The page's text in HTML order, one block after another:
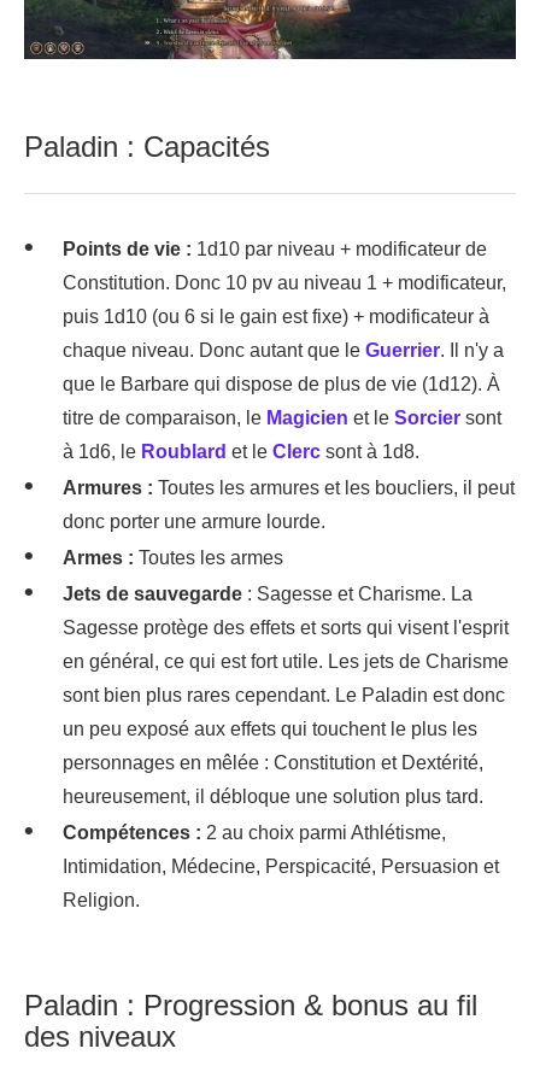
Paladin : Capacités
Points de vie : 1d10 par niveau + modificateur de
Constitution. Donc 10 pv au niveau 1 + modificateur,
puis 1d10 (ou 6 si le gain est fixe) + modificateur à
chaque niveau. Donc autant que le Guerrier. Il n'y a
que le Barbare qui dispose de plus de vie (1d12). À
titre de comparaison, le Magicien et le Sorcier sont
à 1d6, le Roublard et le Clerc sont à 1d8.
Armures : Toutes les armures et les boucliers, il peut
donc porter une armure lourde.
Armes : Toutes les armes
Jets de sauvegarde : Sagesse et Charisme. La
Sagesse protège des effets et sorts qui visent l'esprit
en général, ce qui est fort utile. Les jets de Charisme
sont bien plus rares cependant. Le Paladin est donc
un peu exposé aux effets qui touchent le plus les
personnages en mêlée : Constitution et Dextérité,
heureusement, il débloque une solution plus tard.
Compétences : 2 au choix parmi Athlétisme,
Intimidation, Médecine, Perspicacité, Persuasion et
Religion.
Paladin : Progression & bonus au fil
des niveaux